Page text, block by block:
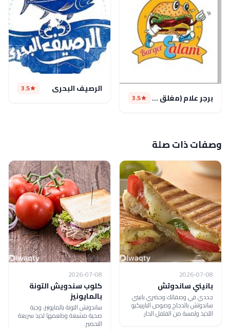
برجر علام (مغلق مؤقتا) 3.5
الرصيف البحرى 3.5
وصفات ذات صلة
2026-07-08
بانيني ساندوتش
جددي في وصفاتك وحضري بانيني
ساندوتش بالدجاج وصوص الباربيكيو
اللذيذ ولمسة من الفلفل الحار.
2026-07-08
كلوب سندويش التونة
بالمايونيز
ساندوتش التونة بالمايونيز، وجبة
صحية مشبعة وطعمها لذيذ سريعة
التحضير.